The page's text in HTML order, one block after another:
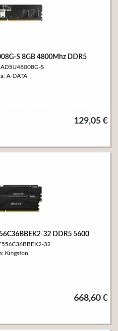
S 8GB 4800Mhz DDR5
AD5U48008G-S
A-DATA
129,05 €
32 DDR5 5600
32
Kingston
668,60 €